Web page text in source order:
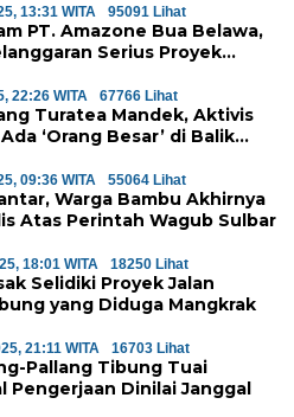
13:31 WITA 95091 Lihat
PT. Amazone Bua Belawa,
Serius Proyek
22:26 WITA 67766 Lihat
Turatea Mandek, Aktivis
‘Orang Besar’ di Balik
09:36 WITA 55064 Lihat
Warga Bambu Akhirnya
Atas Perintah Wagub Sulbar
18:01 WITA 18250 Lihat
Selidiki Proyek Jalan
yang Diduga Mangkrak
21:11 WITA 16703 Lihat
Pallang Tibung Tuai
Pengerjaan Dinilai Janggal